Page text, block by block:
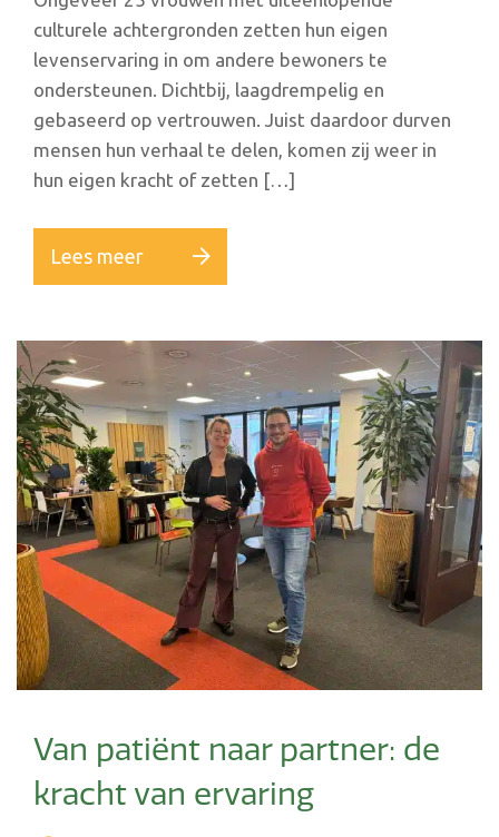
culturele achtergronden zetten hun eigen
levenservaring in om andere bewoners te
ondersteunen. Dichtbij, laagdrempelig en
gebaseerd op vertrouwen. Juist daardoor durven
mensen hun verhaal te delen, komen zij weer in
hun eigen kracht of zetten […]
Lees meer
Van patiënt naar partner: de
kracht van ervaring